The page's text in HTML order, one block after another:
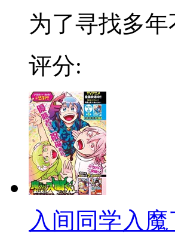
为了寻找多
评分:
入间同学入魔